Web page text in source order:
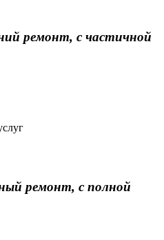
ремонт, с частичной
ремонт, с полной